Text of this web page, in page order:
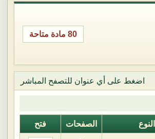
80 مادة متاحة
اضغط على أي عنوان للتصفح المباشر
النوع الصفحات فتح